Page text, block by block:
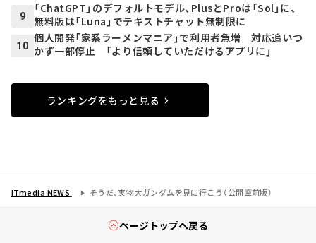
9
「ChatGPT」のデフォルトモデル、PlusとProは「Sol」に、
無料版は「Luna」でテキストチャット無制限に
10
個人開発「家系ラーメンマニア」で利用者急増 対応追いつ
かず一部停止 「より信頼していただけるアプリに」
ランキングをもっと見る
ITmedia NEWS そうだ、実物大ガンダムを見に行こう（公開直前版）
ページトップへ戻る